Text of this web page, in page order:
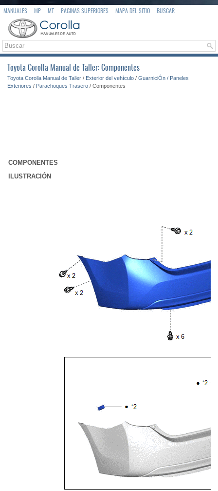
MANUALES MP MT PAGINAS SUPERIORES MAPA DEL SITIO BUSCAR
Toyota Corolla Manual de Taller: Componentes
Toyota Corolla Manual de Taller / Exterior del vehículo / GuarniciÓn / Paneles
Exteriores / Parachoques Trasero / Componentes
COMPONENTES
ILUSTRACIÓN